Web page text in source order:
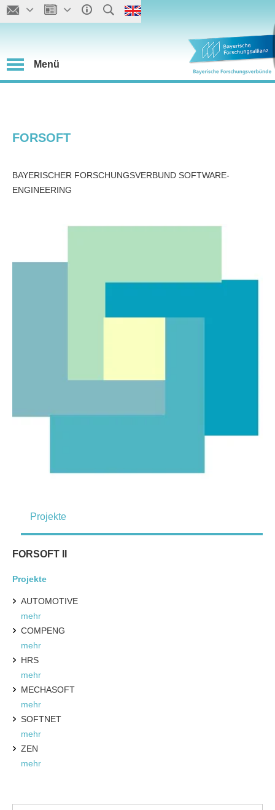
Menü
FORSOFT
BAYERISCHER FORSCHUNGSVERBUND SOFTWARE-
ENGINEERING
Projekte
FORSOFT II
Projekte
AUTOMOTIVE
mehr
COMPENG
mehr
HRS
mehr
MECHASOFT
mehr
SOFTNET
mehr
ZEN
mehr